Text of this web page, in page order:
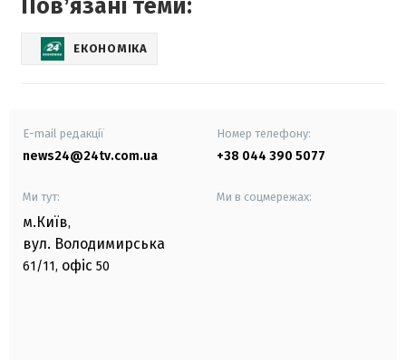
Повʼязані теми:
ЕКОНОМІКА
E-mail редакції
news24@24tv.com.ua
Номер телефону:
+38 044 390 5077
Ми тут:
м.Київ,
вул. Володимирська
61/11, офіс 50
Ми в соцмережах: